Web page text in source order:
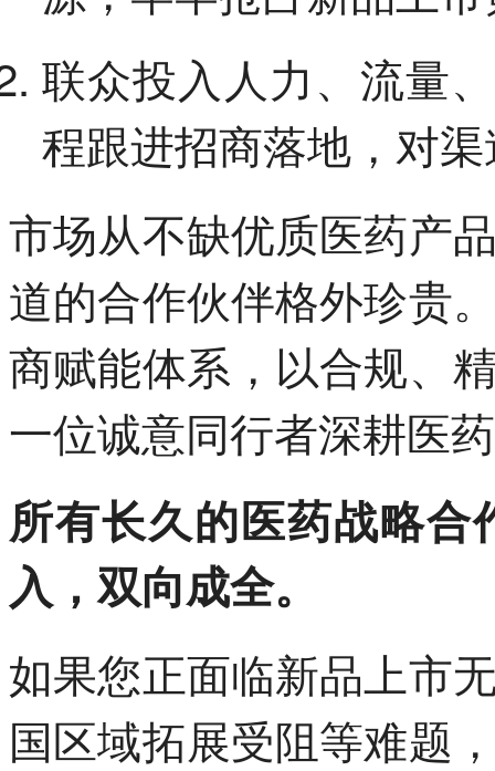
联众投入人力、流量
程跟进招商落地，对
市场从不缺优质医药产
道的合作伙伴格外珍贵
商赋能体系，以合规、
一位诚意同行者深耕医
所有长久的医药战略
入，双向成全。
如果您正面临新品上市
国区域拓展受阻等难题